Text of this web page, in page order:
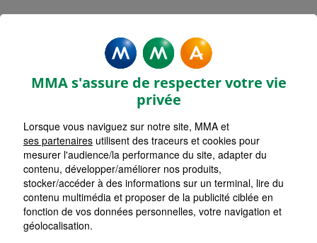
Rechercher une agence par code postal ou ville
Commencez à taper pour voir les suggestions de
Aucune suggestion disponible
LISTE AGENCES
HORAIRES D'AUJOURD'HUI
09h30 - 13h00 / 14h00 - 18h00
2 BOISSY SAINT LEGER
HORAIRES D'AUJOURD'HUI
09h00 - 13h00 / 14h00 - 18h00
MMA s'assure de respecter votre vie
privée
Lorsque vous naviguez sur notre site, MMA et
ses partenaires utilisent des traceurs et cookies pour
mesurer l'audience/la performance du site, adapter du
contenu, développer/améliorer nos produits,
stocker/accéder à des informations sur un terminal, lire du
contenu multimédia et proposer de la publicité ciblée en
fonction de vos données personnelles, votre navigation et
géolocalisation.